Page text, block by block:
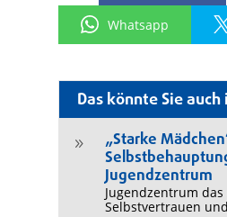
Das könnte Sie
9
„Starke
Jugendzentrum
Jugendzentrum das
Selbstvertrauen
Whatsapp